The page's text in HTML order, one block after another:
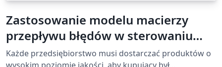
Zastosowanie modelu macierzy
przepływu błędów w sterowaniu
jakością wyrobów w zakładzie
Każde przedsiębiorstwo musi dostarczać produktów o